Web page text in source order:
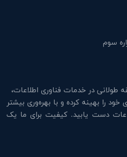
در خدمات فناوری اطلاعات،
را بهینه کرده و با بهره‌وری بیشتر
دست یابید. کیفیت برای ما یک